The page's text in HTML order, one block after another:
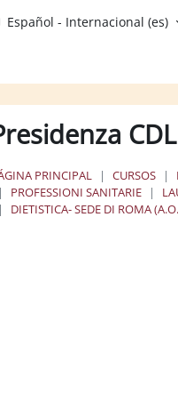
Español - Internacional ‎(es)‎
PRINCIPAL CURSOS
PROFESSIONI SANITARIE
DIETISTICA- SEDE DI ROMA
sección